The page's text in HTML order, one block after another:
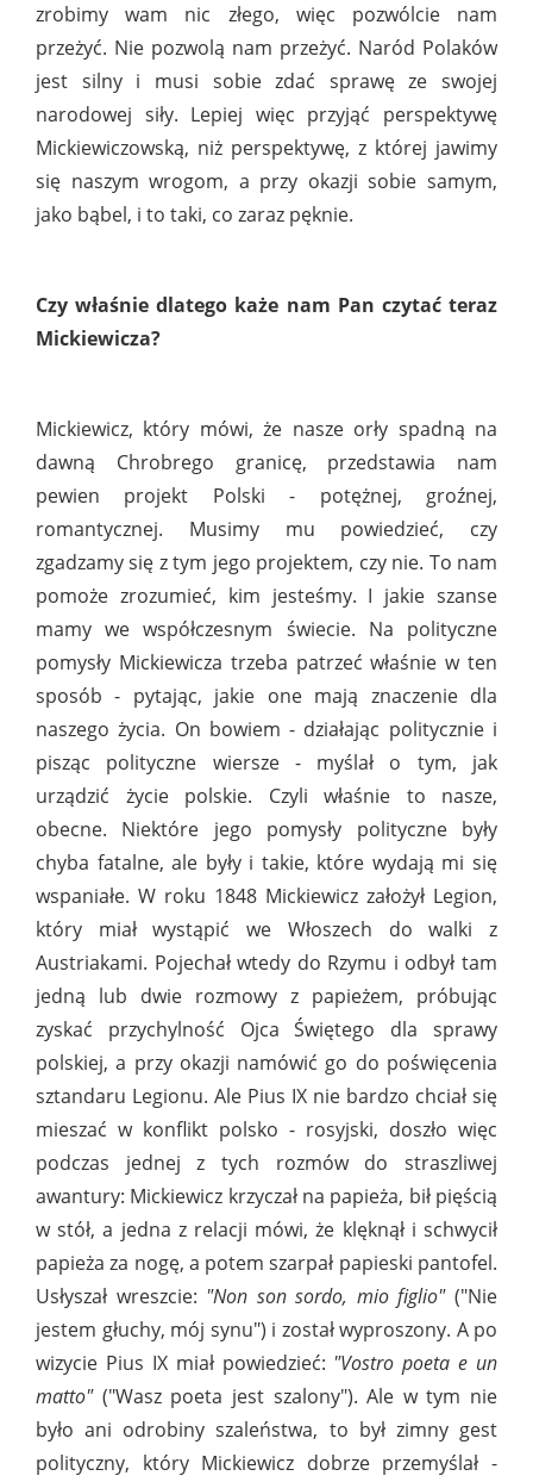
zrobimy wam nic złego, więc pozwólcie nam
przeżyć. Nie pozwolą nam przeżyć. Naród Polaków
jest silny i musi sobie zdać sprawę ze swojej
narodowej siły. Lepiej więc przyjąć perspektywę
Mickiewiczowską, niż perspektywę, z której jawimy
się naszym wrogom, a przy okazji sobie samym,
jako bąbel, i to taki, co zaraz pęknie.
Czy właśnie dlatego każe nam Pan czytać teraz
Mickiewicza?
Mickiewicz, który mówi, że nasze orły spadną na
dawną Chrobrego granicę, przedstawia nam
pewien projekt Polski - potężnej, groźnej,
romantycznej. Musimy mu powiedzieć, czy
zgadzamy się z tym jego projektem, czy nie. To nam
pomoże zrozumieć, kim jesteśmy. I jakie szanse
mamy we współczesnym świecie. Na polityczne
pomysły Mickiewicza trzeba patrzeć właśnie w ten
sposób - pytając, jakie one mają znaczenie dla
naszego życia. On bowiem - działając politycznie i
pisząc polityczne wiersze - myślał o tym, jak
urządzić życie polskie. Czyli właśnie to nasze,
obecne. Niektóre jego pomysły polityczne były
chyba fatalne, ale były i takie, które wydają mi się
wspaniałe. W roku 1848 Mickiewicz założył Legion,
który miał wystąpić we Włoszech do walki z
Austriakami. Pojechał wtedy do Rzymu i odbył tam
jedną lub dwie rozmowy z papieżem, próbując
zyskać przychylność Ojca Świętego dla sprawy
polskiej, a przy okazji namówić go do poświęcenia
sztandaru Legionu. Ale Pius IX nie bardzo chciał się
mieszać w konflikt polsko - rosyjski, doszło więc
podczas jednej z tych rozmów do straszliwej
awantury: Mickiewicz krzyczał na papieża, bił pięścią
w stół, a jedna z relacji mówi, że klęknął i schwycił
papieża za nogę, a potem szarpał papieski pantofel.
Usłyszał wreszcie: "Non son sordo, mio figlio"("Nie
jestem głuchy, mój synu") i został wyproszony. A po
wizycie Pius IX miał powiedzieć: "Vostro poeta e un
matto" ("Wasz poeta jest szalony"). Ale w tym nie
było ani odrobiny szaleństwa, to był zimny gest
polityczny, który Mickiewicz dobrze przemyślał -